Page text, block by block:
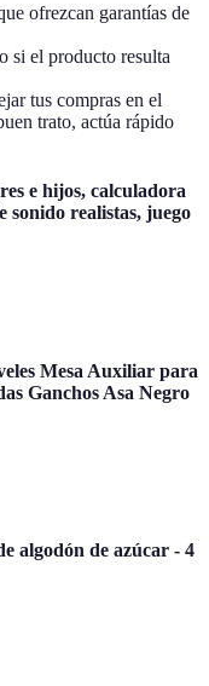
ofrezcan garantías de
si el producto resulta
tus compras en el
trato, actúa rápido
e hijos, calculadora
sonido realistas, juego
Mesa Auxiliar para
Ganchos Asa Negro
algodón de azúcar - 4